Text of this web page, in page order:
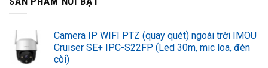
Camera IP WIFI PTZ (quay quét) ngoài trời IMOU
Cruiser SE+ IPC-S22FP (Led 30m, mic loa, đèn
còi)